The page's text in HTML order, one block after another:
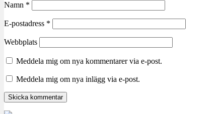
Namn *
E-postadress *
Webbplats
Meddela mig om nya kommentarer via e-post.
Meddela mig om nya inlägg via e-post.